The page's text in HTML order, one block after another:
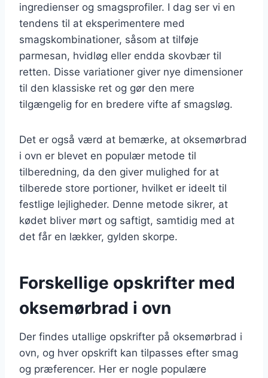
ingredienser og smagsprofiler. I dag ser vi en
tendens til at eksperimentere med
smagskombinationer, såsom at tilføje
parmesan, hvidløg eller endda skovbær til
retten. Disse variationer giver nye dimensioner
til den klassiske ret og gør den mere
tilgængelig for en bredere vifte af smagsløg.
Det er også værd at bemærke, at oksemørbrad
i ovn er blevet en populær metode til
tilberedning, da den giver mulighed for at
tilberede store portioner, hvilket er ideelt til
festlige lejligheder. Denne metode sikrer, at
kødet bliver mørt og saftigt, samtidig med at
det får en lækker, gylden skorpe.
Forskellige opskrifter med
oksemørbrad i ovn
Der findes utallige opskrifter på oksemørbrad i
ovn, og hver opskrift kan tilpasses efter smag
og præferencer. Her er nogle populære